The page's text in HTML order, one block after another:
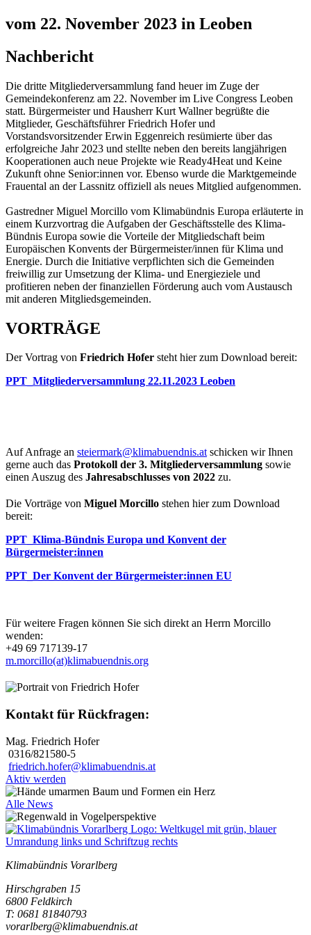
vom 22. November 2023 in Leoben
Nachbericht
Die dritte Mitgliederversammlung fand heuer im Zuge der
Gemeindekonferenz am 22. November im Live Congress Leoben
statt. Bür­ger­meis­ter und Hausherr Kurt Wall­ner begrüßte die
Mitglieder, Geschäftsführer Friedrich Hofer und
Vorstandsvorsitzender Erwin Eggenreich resümierte über das
erfolgreiche Jahr 2023 und stellte neben den bereits langjährigen
Kooperationen auch neue Projekte wie Ready4Heat und Keine
Zukunft ohne Senior:innen vor. Ebenso wurde die Marktgemeinde
Frauental an der Lassnitz offiziell als neues Mitglied aufgenommen.
Gastredner Miguel Morcillo vom Klimabündnis Europa erläuterte in
einem Kurzvortrag die Aufgaben der Geschäftsstelle des Klima-
Bündnis Europa sowie die Vorteile der Mitgliedschaft beim
Europäischen Konvents der Bürgermeister/innen für Klima und
Energie. Durch die Initiative verpflichten sich die Gemeinden
freiwillig zur Umsetzung der Klima- und Energieziele und
profitieren neben der finanziellen Förderung auch vom Austausch
mit anderen Mitgliedsgemeinden.
VORTRÄGE
Der Vortrag von Friedrich Hofer steht hier zum Download bereit:
PPT_Mitgliederversammlung 22.11.2023 Leoben
Auf Anfrage an steiermark@klimabuendnis.atschicken wir Ihnen
gerne auch das Protokoll der 3. Mitgliederversammlung sowie
einen Auszug des Jahresabschlusses von 2022 zu.
Die Vorträge von Miguel Morcillo stehen hier zum Download
bereit:
PPT_Klima-Bündnis Europa und Konvent der
Bürgermeister:innen
PPT_Der Konvent der Bürgermeister:innen EU
Für weitere Fragen können Sie sich direkt an Herrn Morcillo
wenden:
+49 69 717139-17
m.morcillo(at)klimabuendnis.org
Kontakt für Rückfragen:
Mag. Friedrich Hofer
0316/821580-5
friedrich.hofer@klimabuendnis.at
Aktiv werden
Alle News
Klimabündnis Vorarlberg
Hirschgraben 15
6800 Feldkirch
T: 0681 81840793
vorarlberg@klimabuendnis.at